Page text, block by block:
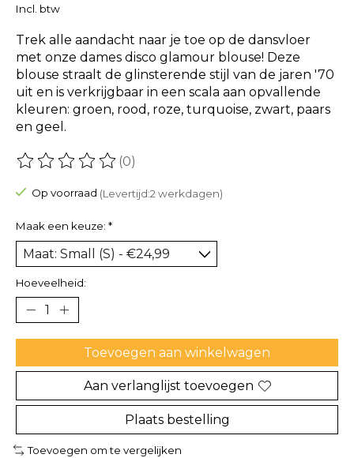
Incl. btw
Trek alle aandacht naar je toe op de dansvloer
met onze dames disco glamour blouse! Deze
blouse straalt de glinsterende stijl van de jaren '70
uit en is verkrijgbaar in een scala aan opvallende
kleuren: groen, rood, roze, turquoise, zwart, paars
en geel.
De beoordeling van dit product is
(0)
Op voorraad (Levertijd:2 werkdagen)
Maak een keuze: *
Hoeveelheid:
Toevoegen aan winkelwagen
Aan verlanglijst toevoegen
Plaats bestelling
Toevoegen om te vergelijken